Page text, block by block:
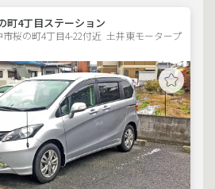
町4丁目ステーション
市桜の町4丁目4-22付近  土井東モータープ